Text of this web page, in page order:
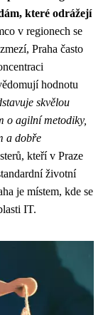
které odrážejí
v regionech se
Praha často
hodnotu
skvělou
o agilní metodiky,
a dobře
kteří v Praze
životní
je místem, kde se
IT.